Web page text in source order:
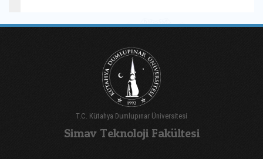
T.C. Kütahya Dumlupınar Üniversitesi
Simav Teknoloji Fakültesi